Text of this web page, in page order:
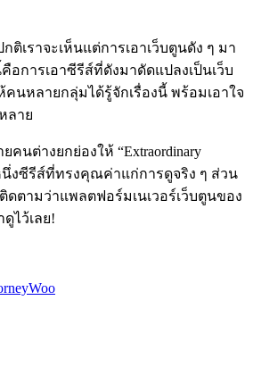
ติเราจะเห็นแต่การเอาเว็บตูนดัง ๆ มา
อการเอาซีรีส์ที่ดังมาดัดแปลงเป็นเว็บ
คนหลายกลุ่มได้รู้จักเรื่องนี้ พร้อมเอาใจ
ลาย
คนต่างยกย่องให้ “Extraordinary
หนึ่งซีรีส์ที่ทรงคุณค่าแก่การดูจริง ๆ ส่วน
ตามว่าแพลตฟอร์มเนเวอร์เว็บตูนของ
ไว้เลย!